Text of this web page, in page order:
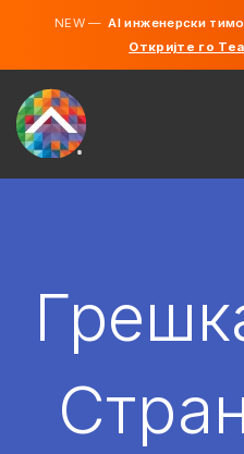
NEW —AI инженерски
Откријте го
АНГАЖИРАЈ